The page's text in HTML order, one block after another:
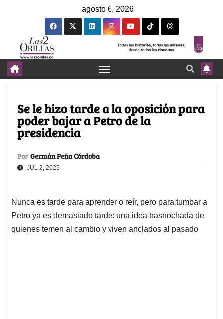
agosto 6, 2026
Se le hizo tarde a la oposición para
poder bajar a Petro de la
presidencia
Por Germán Peña Córdoba
JUL 2, 2025
Nunca es tarde para aprender o reír, pero para tumbar a
Petro ya es demasiado tarde: una idea trasnochada de
quienes temen al cambio y viven anclados al pasado